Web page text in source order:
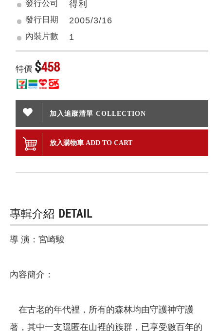
發行公司
得利
發行日期 2005/3/16
內裝片數 1
特價 $458
加入追蹤清單 COLLECTION
放入購物車 ADD TO CART
專輯介紹 DETAIL
導 演：宮崎駿
內容簡介：
在古老的年代裡，所有的森林均由守護神守護
著，其中一支隱匿在山裡的族群，已享受數百年的